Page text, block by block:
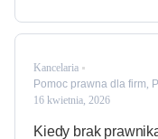
Kancelaria
Pomoc prawna dla firm,
16 kwietnia, 2026
Kiedy brak